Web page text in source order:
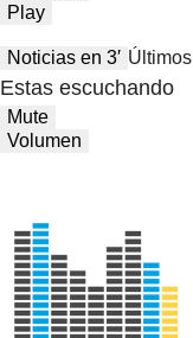
Play
Noticias en 3′
Estas escuchando
Mute
Volumen